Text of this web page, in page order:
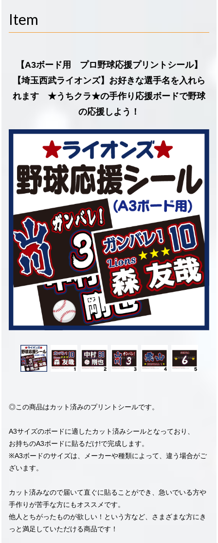
Item
【A3ボード用 プロ野球応援プリントシール】
【埼玉西武ライオンズ】お好きな選手名を入れら
れます ★うちクラ★の手作り応援ボードで野球
の応援しよう！
◎この商品はカット済みのプリントシールです。
A3サイズのボードに適したカット済みシールとなっており、
お持ちのA3ボードに貼るだけ!で完成します。
※A3ボードのサイズは、メーカーや種類によって、違う場合がご
ざいます。
カット済みなので届いて直ぐに貼ることができ、急いでいる方や
手作りが苦手な方にもオススメです。
他人とちがったものが欲しい！という方など、さまざまな方にき
っと満足していただける商品です！